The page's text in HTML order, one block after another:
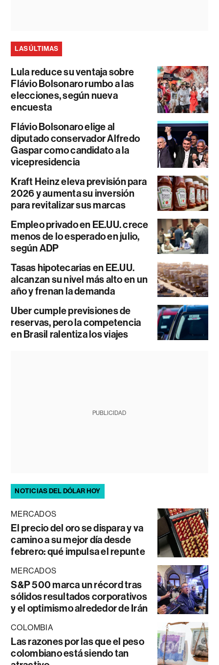
LAS ÚLTIMAS
Lula reduce su ventaja sobre
Flávio Bolsonaro rumbo a las
elecciones, según nueva
encuesta
Flávio Bolsonaro elige al
diputado conservador Alfredo
Gaspar como candidato a la
vicepresidencia
Kraft Heinz eleva previsión para
2026 y aumenta su inversión
para revitalizar sus marcas
Empleo privado en EE.UU. crece
menos de lo esperado en julio,
según ADP
Tasas hipotecarias en EE.UU.
alcanzan su nivel más alto en un
año y frenan la demanda
Uber cumple previsiones de
reservas, pero la competencia
en Brasil ralentiza los viajes
PUBLICIDAD
NOTICIAS DEL DÓLAR HOY
MERCADOS
El precio del oro se dispara y va
camino a su mejor día desde
febrero: qué impulsa el repunte
MERCADOS
S&P 500 marca un récord tras
sólidos resultados corporativos
y el optimismo alrededor de Irán
COLOMBIA
Las razones por las que el peso
colombiano está siendo tan